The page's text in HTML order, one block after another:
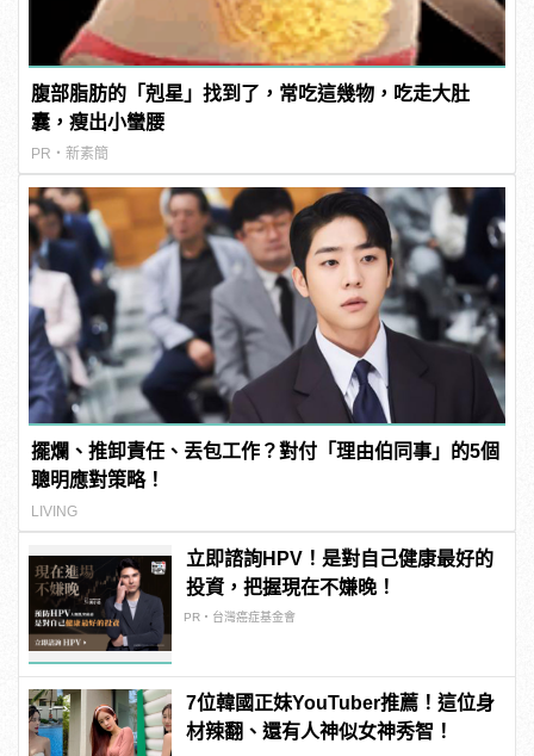
腹部脂肪的「剋星」找到了，常吃這幾物，吃走大肚
囊，瘦出小蠻腰
PR・新素簡
擺爛、推卸責任、丟包工作？對付「理由伯同事」的5個
聰明應對策略！
LIVING
立即諮詢HPV！是對自己健康最好的
投資，把握現在不嫌晚！
PR・台灣癌症基金會
7位韓國正妹YouTuber推薦！這位身
材辣翻、還有人神似女神秀智！